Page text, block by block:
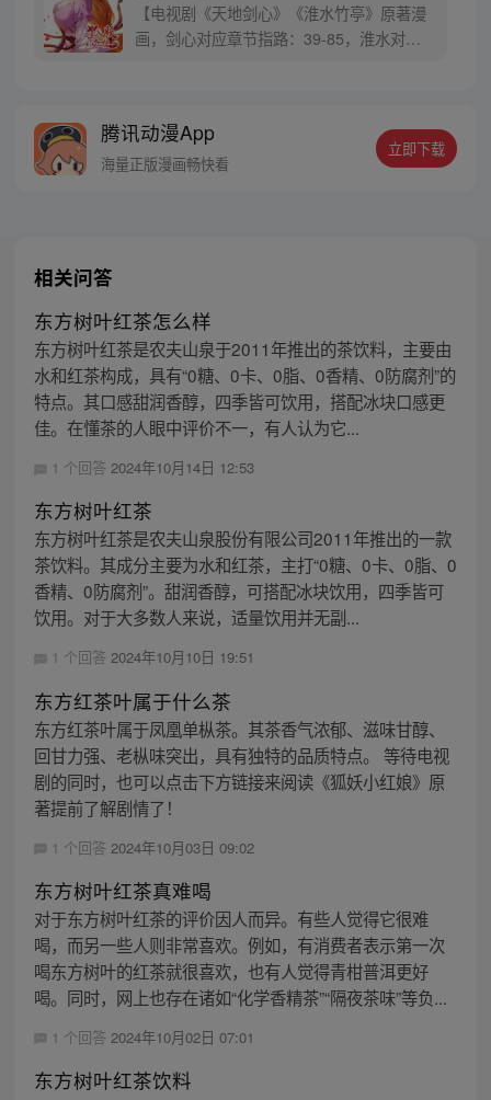
【电视剧《天地剑心》《淮水竹亭》原著漫
画，剑心对应章节指路：39-85，淮水对应
腾讯动漫App
海量正版漫画畅快看
立即下载
相关问答
东方树叶红茶怎么样
东方树叶红茶是农夫山泉于2011年推出的茶饮料，主要由
水和红茶构成，具有“0糖、0卡、0脂、0香精、0防腐剂”的
特点。其口感甜润香醇，四季皆可饮用，搭配冰块口感更
佳。在懂茶的人眼中评价不一，有人认为它...
1 个回答 2024年10月14日 12:53
东方树叶红茶
东方树叶红茶是农夫山泉股份有限公司2011年推出的一款
茶饮料。其成分主要为水和红茶，主打“0糖、0卡、0脂、0
香精、0防腐剂”。甜润香醇，可搭配冰块饮用，四季皆可
饮用。对于大多数人来说，适量饮用并无副...
1 个回答 2024年10月10日 19:51
东方红茶叶属于什么茶
东方红茶叶属于凤凰单枞茶。其茶香气浓郁、滋味甘醇、
回甘力强、老枞味突出，具有独特的品质特点。 等待电视
剧的同时，也可以点击下方链接来阅读《狐妖小红娘》原
著提前了解剧情了！
1 个回答 2024年10月03日 09:02
东方树叶红茶真难喝
对于东方树叶红茶的评价因人而异。有些人觉得它很难
喝，而另一些人则非常喜欢。例如，有消费者表示第一次
喝东方树叶的红茶就很喜欢，也有人觉得青柑普洱更好
喝。同时，网上也存在诸如“化学香精茶”“隔夜茶味”等负...
1 个回答 2024年10月02日 07:01
东方树叶红茶饮料